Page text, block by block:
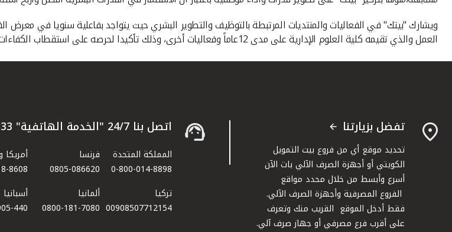
ويشارك "بيتك" في الفعاليات والمنتديات المرتبطة بالتوظيف والتطوير البشري حيث يتواجد بفاعلية سنويا في
العمل والذي تقيمه كلية العلوم الإدارية على مدى 12عاماً وفعاليات أخرى، وذلك تأكيدا لحرصه على استقطاب الكفاءات الوطنية انطلاقا من مسؤوليته الاجتماعية في إحلال وتوطين العمالة الوطنية .
تفضل بزيارتنا
تحديد موقع أي من فروع بيت التمويل
الكويتي أو أجهزة الصرف الآلي بات الآن
أسرع وأبسط من خلال محدد مواقع
الفروع المصرفية وأجهزة الصرف الآلي.
فقط أدخل الموقع القريب منك وتعرف
على أقرب فرع مصرفي أو جهاز صرف آلي.
اتصل بنا 24/7 "الخدمة الهاتفية" 1803333
المملكة المتحدة
0-800-014-8898
فرنسا
0805-086620
أمريكا
8608
تركيا
00908507712154​
ألمانيا
0800-181-7080
أسبانيا
440